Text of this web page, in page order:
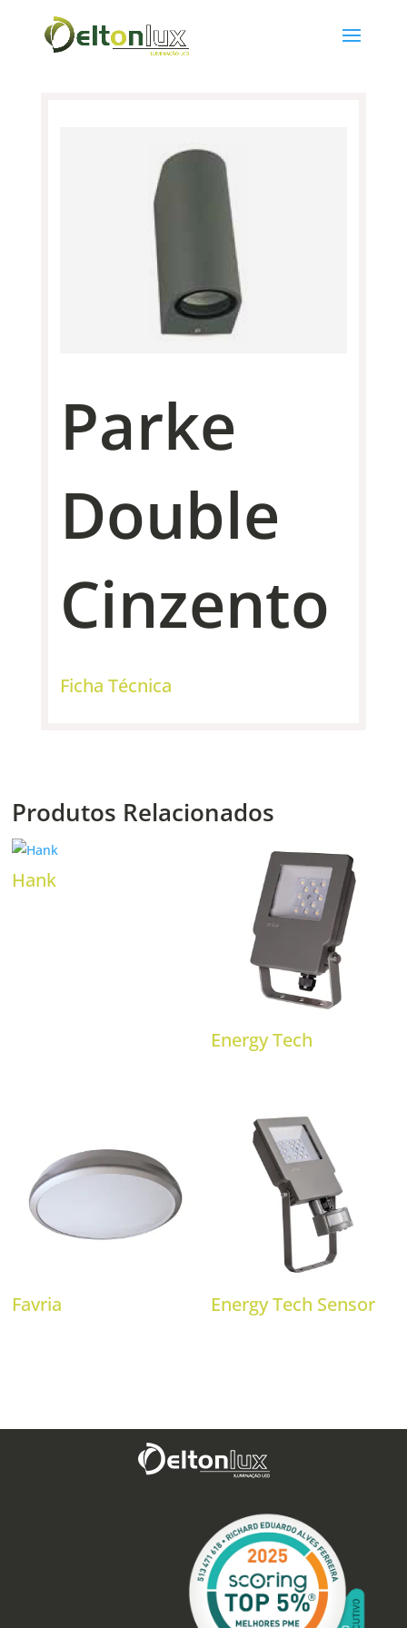
Parke
Double
Cinzento
Ficha Técnica
Produtos Relacionados
Hank
Energy Tech
Favria Energy Tech Sensor